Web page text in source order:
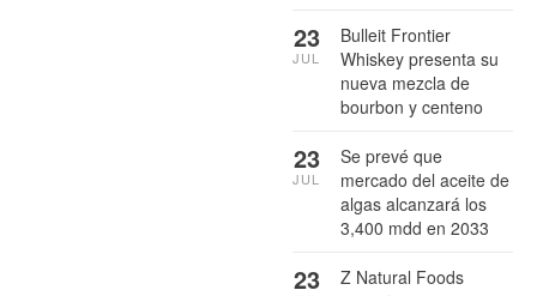
Bulleit Frontier
Whiskey presenta su
nueva mezcla de
bourbon y centeno
23
JUL
Se prevé que
mercado del aceite de
algas alcanzará los
3,400 mdd en 2033
23
JUL
Z Natural Foods
23